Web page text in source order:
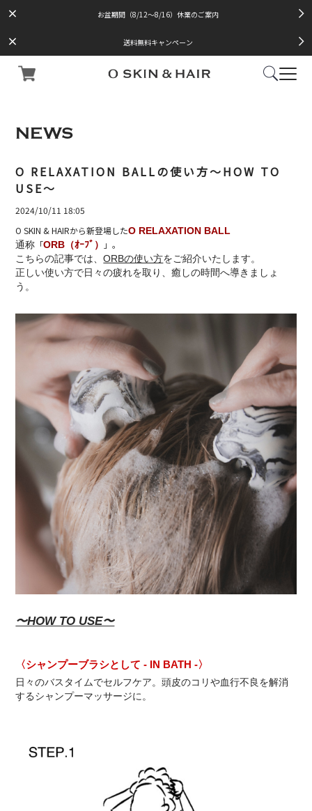
お盆期間（8/12～8/16）休業のご案内
送料無料キャンペーン
NEWS
O RELAXATION BALLの使い方〜HOW TO
USE〜
2024/10/11 18:05
O SKIN & HAIRから新登場したO RELAXATION BALL
通称 「ORB（ｵｰﾌﾞ） 」。
こちらの記事では、ORBの使い方をご紹介いたします。
正しい使い方で日々の疲れを取り、癒しの時間へ導きましょ
う。
〜HOW TO USE〜
〈シャンプーブラシとして - IN BATH -〉
日々のバスタイムでセルフケア。頭皮のコリや血行不良を解消
するシャンプーマッサージに。